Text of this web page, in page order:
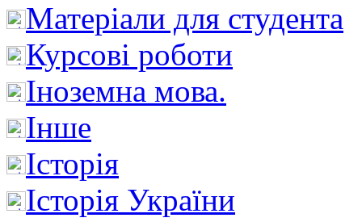
Матеріали для студента
Курсові роботи
Іноземна мова.
Інше
Історія
Історія України